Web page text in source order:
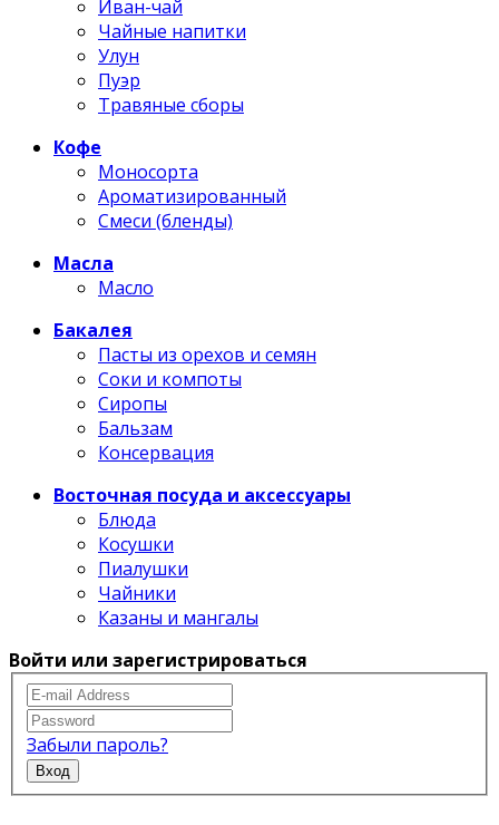
Иван-чай
Чайные напитки
Улун
Пуэр
Травяные сборы
Кофе
Моносорта
Ароматизированный
Смеси (бленды)
Масла
Масло
Бакалея
Пасты из орехов и семян
Соки и компоты
Сиропы
Бальзам
Консервация
Восточная посуда и аксессуары
Блюда
Косушки
Пиалушки
Чайники
Казаны и мангалы
Войти или зарегистрироваться
Забыли пароль?
Вход